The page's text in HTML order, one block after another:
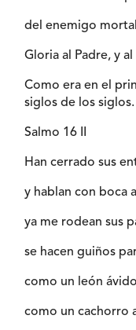
del enemigo
Gloria al Padre, y
Como era en el
siglos de los
Salmo 16 II
Han cerrado sus
y hablan con boca
ya me rodean sus
se hacen guiños
como un león
como un cachorro